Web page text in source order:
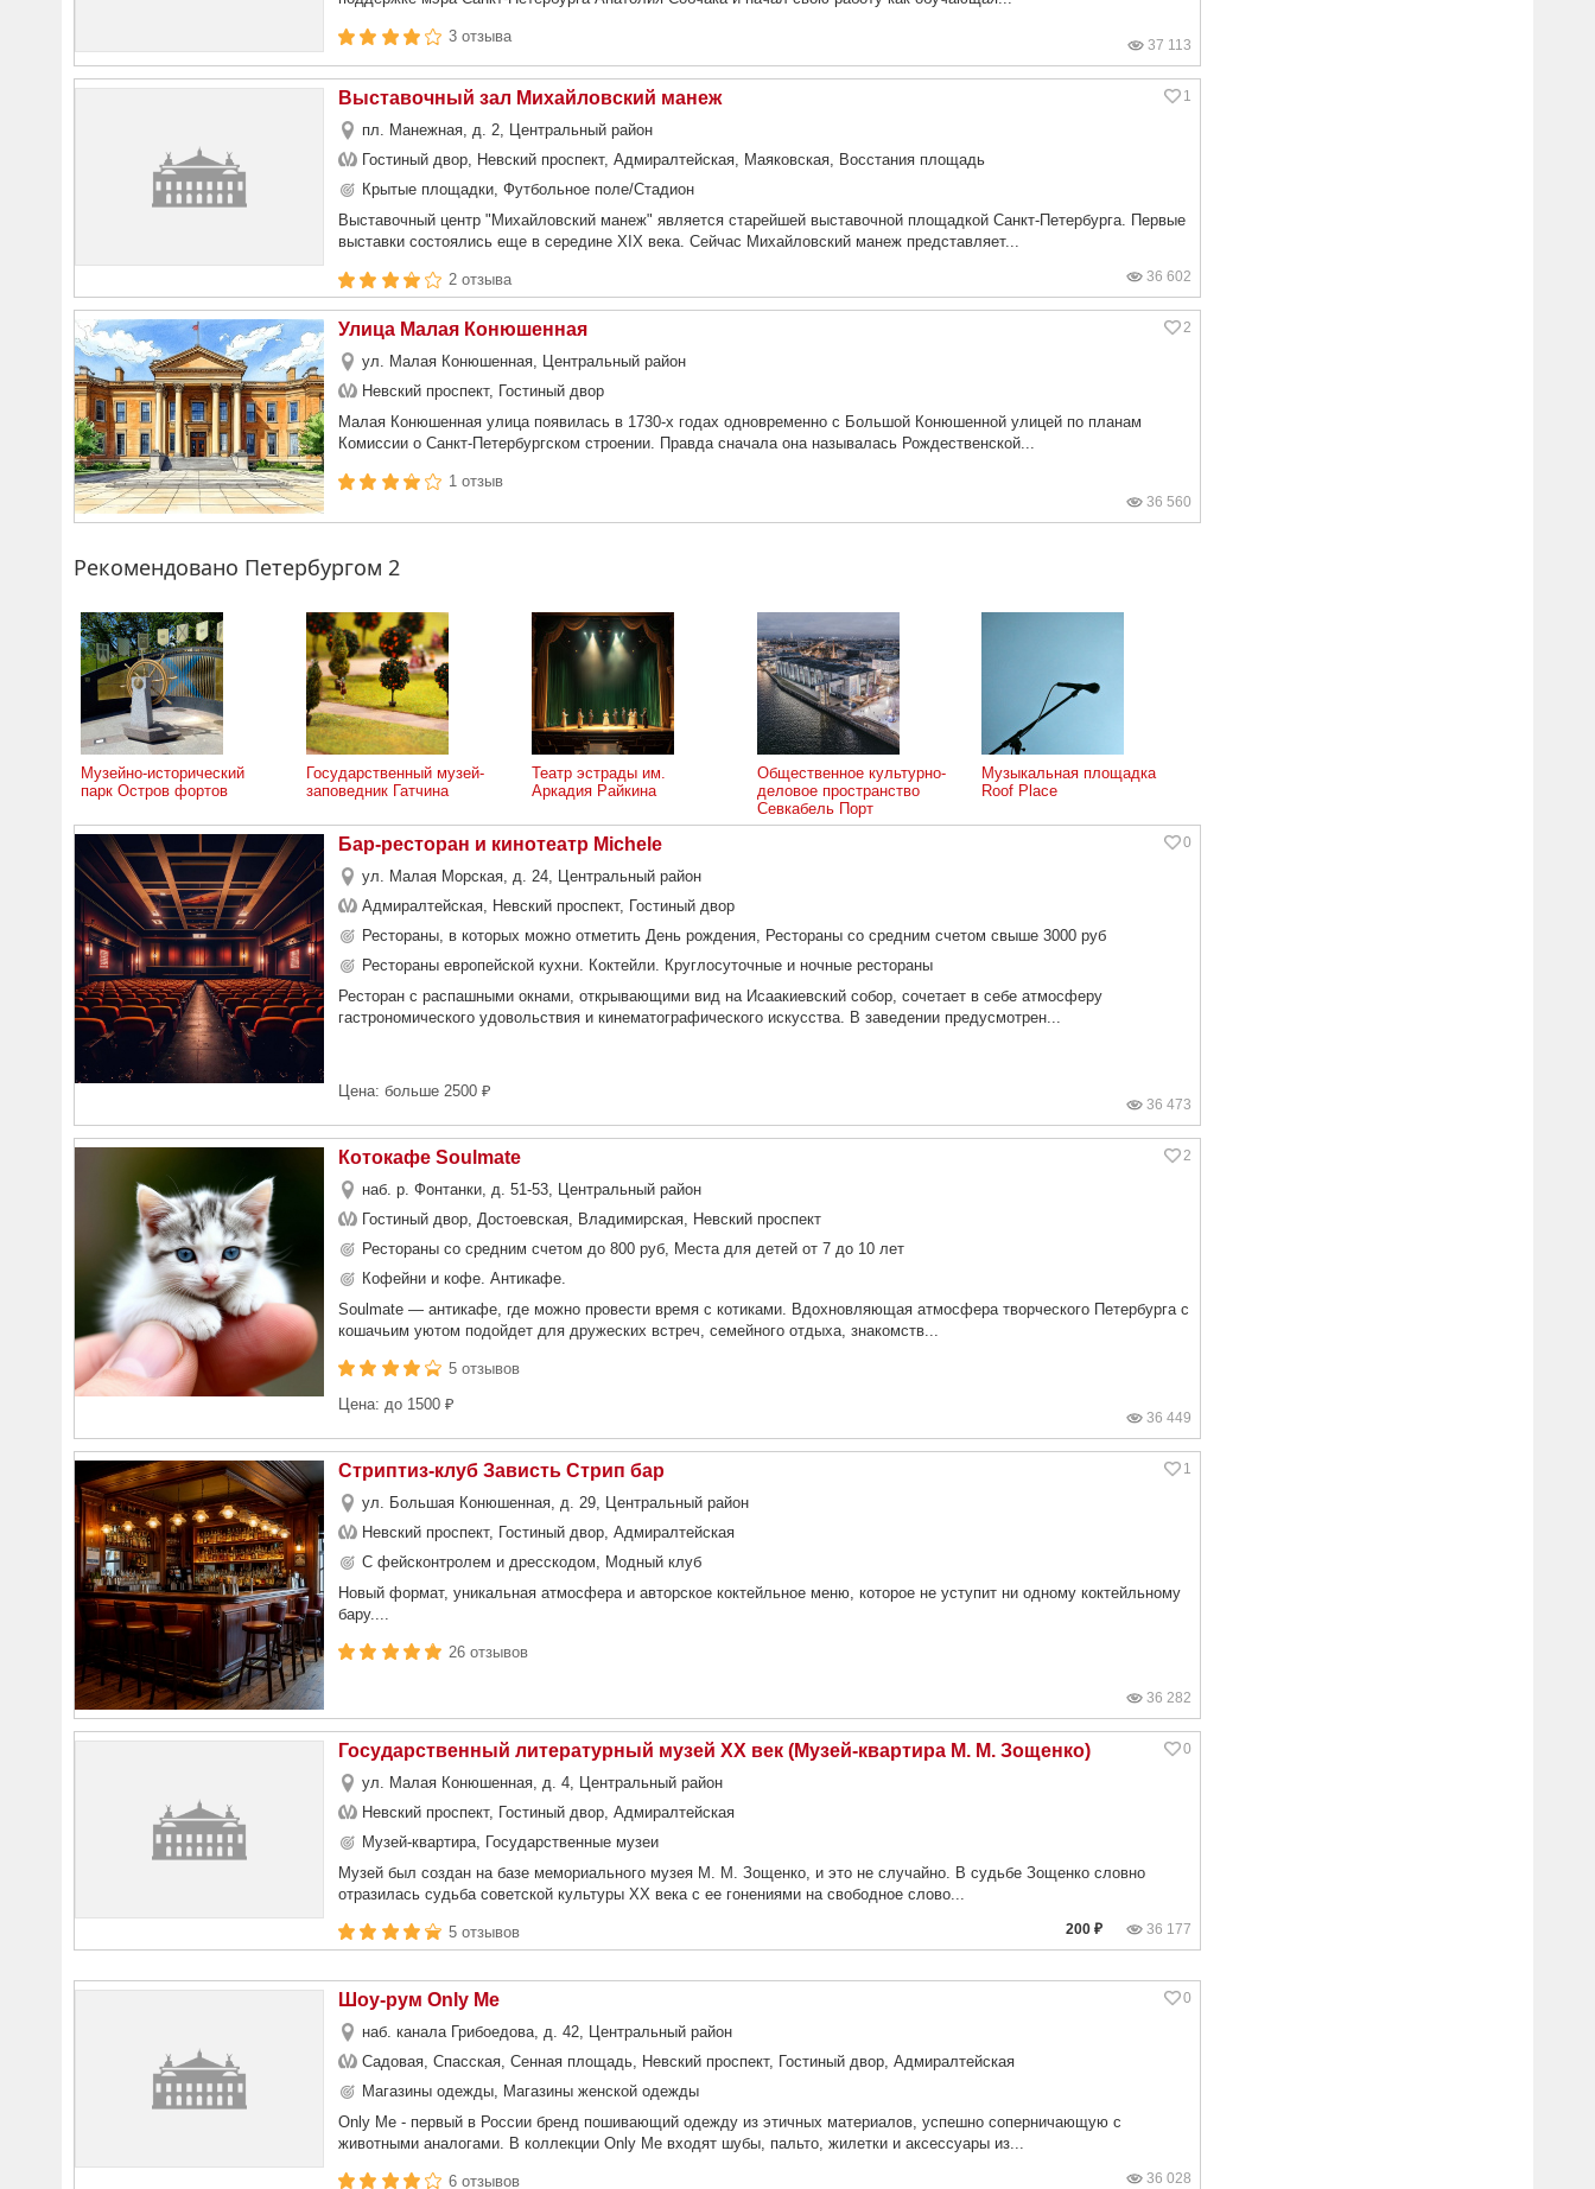
3 отзыва 37 113
Выставочный зал Михайловский манеж
пл. Манежная, д. 2, Центральный район
Гостиный двор, Невский проспект, Адмиралтейская, Маяковская, Восстания площадь
Крытые площадки, Футбольное поле/Стадион
Выставочный центр "Михайловский манеж" является старейшей выставочной площадкой Санкт-Петербурга. Первые
выставки состоялись еще в середине XIX века. Сейчас Михайловский манеж представляет...
2 отзыва 36 602
1
Улица Малая Конюшенная
ул. Малая Конюшенная, Центральный район
Невский проспект, Гостиный двор
Малая Конюшенная улица появилась в 1730-х годах одновременно с Большой Конюшенной улицей по планам
Комиссии о Санкт-Петербургском строении. Правда сначала она называлась Рождественской...
1 отзыв
36 560
2
Рекомендовано Петербургом 2
Музейно-исторический
парк Остров фортов
Государственный музей-
заповедник Гатчина
Театр эстрады им.
Аркадия Райкина
Общественное культурно-
деловое пространство
Севкабель Порт
Музыкальная площадка
Roof Place
Бар-ресторан и кинотеатр Michele
ул. Малая Морская, д. 24, Центральный район
Адмиралтейская, Невский проспект, Гостиный двор
Рестораны, в которых можно отметить День рождения, Рестораны со средним счетом свыше 3000 руб
Рестораны европейской кухни. Коктейли. Круглосуточные и ночные рестораны
Ресторан с распашными окнами, открывающими вид на Исаакиевский собор, сочетает в себе атмосферу
гастрономического удовольствия и кинематографического искусства. В заведении предусмотрен...
Цена: больше 2500 ₽
36 473
0
Котокафе Soulmate
наб. р. Фонтанки, д. 51-53, Центральный район
Гостиный двор, Достоевская, Владимирская, Невский проспект
Рестораны со средним счетом до 800 руб, Места для детей от 7 до 10 лет
Кофейни и кофе. Антикафе.
Soulmate — антикафе, где можно провести время с котиками. Вдохновляющая атмосфера творческого Петербурга с
кошачьим уютом подойдет для дружеских встреч, семейного отдыха, знакомств...
5 отзывов
Цена: до 1500 ₽
36 449
2
Стриптиз-клуб Зависть Стрип бар
ул. Большая Конюшенная, д. 29, Центральный район
Невский проспект, Гостиный двор, Адмиралтейская
С фейсконтролем и дресскодом, Модный клуб
Новый формат, уникальная атмосфера и авторское коктейльное меню, которое не уступит ни одному коктейльному
бару....
26 отзывов
36 282
1
Государственный литературный музей ХХ век (Музей-квартира М. М. Зощенко)
ул. Малая Конюшенная, д. 4, Центральный район
Невский проспект, Гостиный двор, Адмиралтейская
Музей-квартира, Государственные музеи
Музей был создан на базе мемориального музея М. М. Зощенко, и это не случайно. В судьбе Зощенко словно
отразилась судьба советской культуры ХХ века с ее гонениями на свободное слово...
5 отзывов 200 ₽ 36 177
0
Шоу-рум Only Me
наб. канала Грибоедова, д. 42, Центральный район
Садовая, Спасская, Сенная площадь, Невский проспект, Гостиный двор, Адмиралтейская
Магазины одежды, Магазины женской одежды
Only Me - первый в России бренд пошивающий одежду из этичных материалов, успешно соперничающую с
животными аналогами. В коллекции Only Me входят шубы, пальто, жилетки и аксессуары из...
6 отзывов 36 028
0